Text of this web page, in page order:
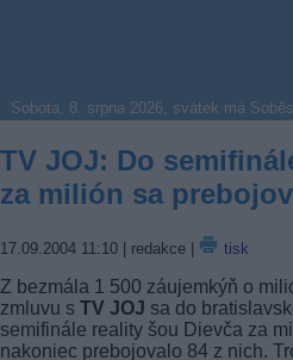
Sobota, 8. srpna 2026, svátek má
TV JOJ: Do
za milión sa
17.09.2004 11:10 | redakce | tisk
Z bezmála 1 500 záujemkýň o
zmluvu s TV JOJ sa do
semifinále reality šou Dievča za
nakoniec prebojovalo 84 z nich.